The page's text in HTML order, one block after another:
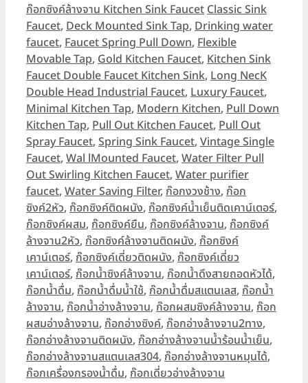
Categories
ก๊อกซิงค์ล้างจาน Kitchen Sink Faucet Tags
Classic Sink
Faucet, Deck Mounted Sink Tap, Drinking water
faucet, Faucet Spring Pull Down, Flexible
Movable Tap, Gold Kitchen Faucet, Kitchen Sink
Faucet Double Faucet Kitchen Sink, Long NecK
Double Head Industrial Faucet, Luxury Faucet,
Minimal Kitchen Tap, Modern Kitchen, Pull Down
Kitchen Tap, Pull Out Kitchen Faucet, Pull Out
Spray Faucet, Spring Sink Faucet, Vintage Single
Faucet, Wal lMounted Faucet, Water Filter Pull
Out Swirling Kitchen Faucet, Water purifier
faucet, Water Saving Filter, ก๊อกงวงช้าง, ก๊อก
ซิงค์2หัว, ก๊อกซิงค์ติดผนัง, ก๊อกซิงค์น้ำเย็นติดเคาน์เตอร์,
ก๊อกซิงค์ผสม, ก๊อกซิงค์ยืน, ก๊อกซิงค์ล้างจาน, ก๊อกซิงค์
ล้างจาน2หัว, ก๊อกซิงค์ล้างจานติดผนัง, ก๊อกซิงค์
เคาน์เตอร์, ก๊อกซิงค์เดี่ยวติดผนัง, ก๊อกซิงค์เดี่ยว
เคาน์เตอร์, ก๊อกน้ำซิงค์ล้างจาน, ก๊อกน้ำดึงสายถอดหัวได้,
ก๊อกน้ำดื่ม, ก๊อกน้ำดื่มน้ำใช้, ก๊อกน้ำดื่มสแตนเลส, ก๊อกน้ำ
ล้างจาน, ก๊อกน้ำอ่างล้างจาน, ก๊อกผสมซิงค์ล้างจาน, ก๊อก
ผสมอ่างล้างจาน, ก๊อกอ่างซิงค์, ก๊อกอ่างล้างจาน2ทาง,
ก๊อกอ่างล้างจานติดผนัง, ก๊อกอ่างล้างจานน้ำร้อนน้ำเย็น,
ก๊อกอ่างล้างจานสแตนเลส304, ก๊อกอ่างล้างจานหมุนได้,
ก๊อกเครื่องกรองน้ำดื่ม, ก๊อกเดี่ยวอ่างล้างจาน